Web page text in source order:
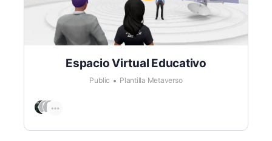
Espacio Virtual Educativo
Public Plantilla Metaverso